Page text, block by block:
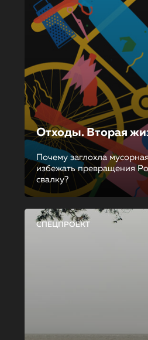
Отходы. Вторая
Почему заглохла
избежать превращения
свалку?
СПЕЦПРОЕКТ